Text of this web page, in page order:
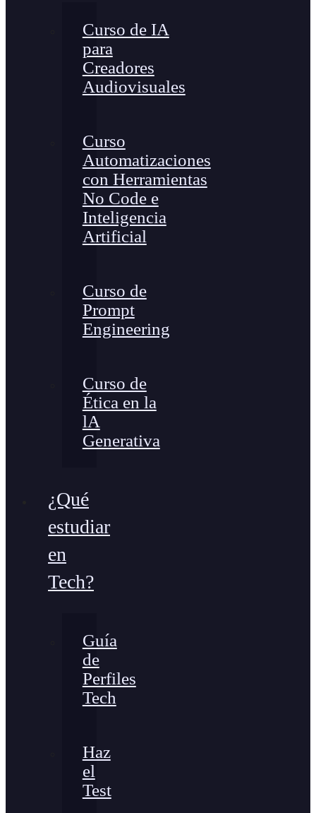
Curso de IA
para
Creadores
Audiovisuales
Curso
Automatizaciones
con Herramientas
No Code e
Inteligencia
Artificial
Curso de
Prompt
Engineering
Curso de
Ética en la
lA
Generativa
¿Qué
estudiar
en
Tech?
Guía
de
Perfiles
Tech
Haz
el
Test